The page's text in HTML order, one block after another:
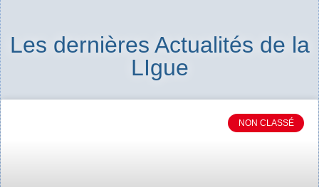
Les dernières Actualités de la
LIgue
NON CLASSÉ